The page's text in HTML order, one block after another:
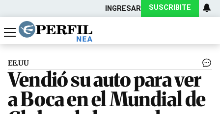
INGRESAR SUSCRIBITE
Política
Economía
Actualidad
EE.UU
Vendió su auto para ver
a Boca en el Mundial de